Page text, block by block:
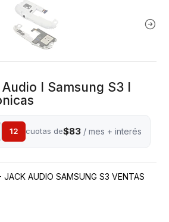
I Samsung S3 I
12 cuotas de$83 / mes + interés
JACK AUDIO SAMSUNG S3 VENTAS